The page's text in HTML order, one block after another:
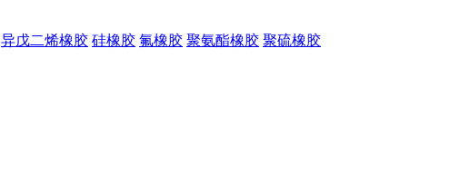
异戊二烯橡胶 硅橡胶 氟橡胶 聚氨酯橡胶 聚硫橡胶